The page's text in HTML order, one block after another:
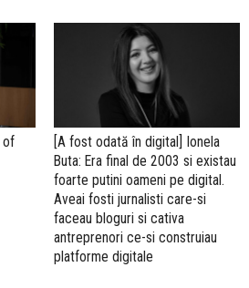
of
[A fost odată în digital] Ionela
Buta: Era final de 2003 si existau
foarte putini oameni pe digital.
Aveai fosti jurnalisti care-si
faceau bloguri si cativa
antreprenori ce-si construiau
platforme digitale